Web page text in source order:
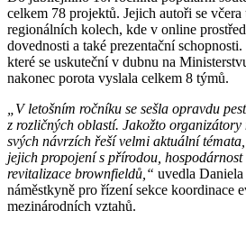
celkem 78 projektů. Jejich autoři se
regionálních kolech, kde v online
dovednosti a také prezentační
které se uskuteční v dubnu na
nakonec porota vyslala celkem 8 týmů.
„V letošním ročníku se sešla opravdu
z rozličných oblastí. Jakožto organizátory
svých návrzích řeší velmi aktuální
jejich propojení s přírodou,
revitalizace brownfieldů,“ uvedla
náměstkyně pro řízení sekce koordinace
mezinárodních vztahů.